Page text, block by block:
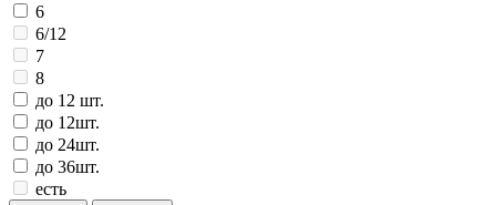
6
6/12
7
8
до 12 шт.
до 12шт.
до 24шт.
до 36шт.
есть